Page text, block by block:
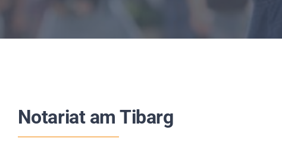
Notariat am Tibarg